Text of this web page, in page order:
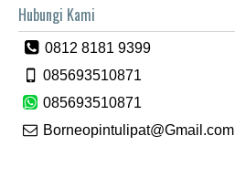
Hubungi Kami
0812 8181 9399
085693510871
085693510871
Borneopintulipat@Gmail.com